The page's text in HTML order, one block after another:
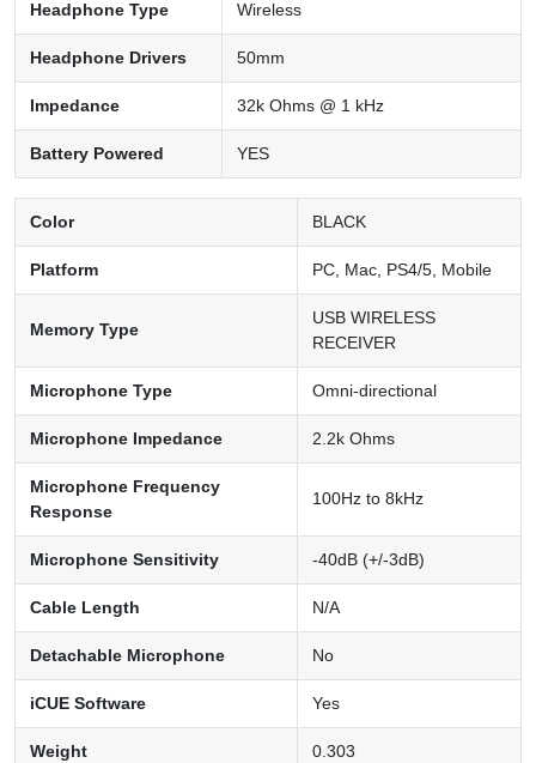
Headphone Type Wireless
Headphone Drivers 50mm
Impedance 32k Ohms @ 1 kHz
Battery Powered YES
Color BLACK
Platform PC, Mac, PS4/5, Mobile
Memory Type
USB WIRELESS
RECEIVER
Microphone Type Omni-directional
Microphone Impedance 2.2k Ohms
Microphone Frequency
Response
100Hz to 8kHz
Microphone Sensitivity -40dB (+/-3dB)
Cable Length N/A
Detachable Microphone No
iCUE Software Yes
Weight 0.303